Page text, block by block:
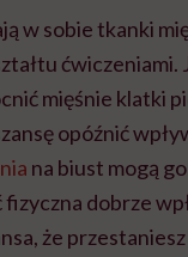
w sobie tkanki
mięśnie klatki
opóźnić
na biust mogą
dobrze
że przestaniesz